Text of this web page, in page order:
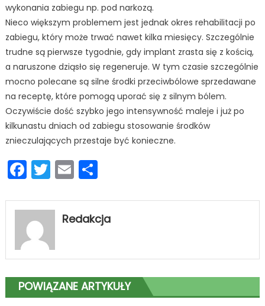
wykonania zabiegu np. pod narkozą.
Nieco większym problemem jest jednak okres rehabilitacji po
zabiegu, który może trwać nawet kilka miesięcy. Szczególnie
trudne są pierwsze tygodnie, gdy implant zrasta się z kością,
a naruszone dziąsło się regeneruje. W tym czasie szczególnie
mocno polecane są silne środki przeciwbólowe sprzedawane
na receptę, które pomogą uporać się z silnym bólem.
Oczywiście dość szybko jego intensywność maleje i już po
kilkunastu dniach od zabiegu stosowanie środków
znieczulających przestaje być konieczne.
Facebook
Twitter
EmailPodziel
Redakcja
POWIĄZANE ARTYKUŁY